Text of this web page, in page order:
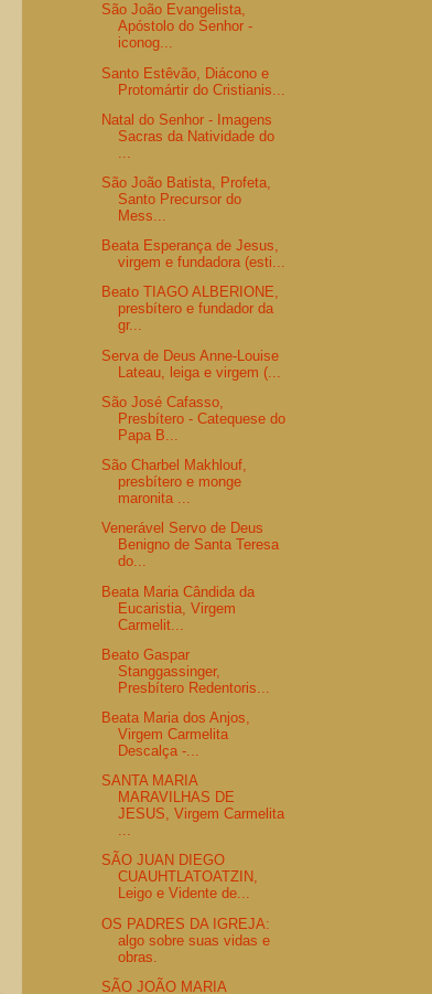
São João Evangelista,
Apóstolo do Senhor -
iconog...
Santo Estêvão, Diácono e
Protomártir do Cristianis...
Natal do Senhor - Imagens
Sacras da Natividade do
São João Batista, Profeta,
Santo Precursor do
Mess...
Beata Esperança de Jesus,
virgem e fundadora (esti...
Beato TIAGO ALBERIONE,
presbítero e fundador da
gr...
Serva de Deus Anne-Louise
Lateau, leiga e virgem (...
São José Cafasso,
Presbítero - Catequese do
Papa B...
São Charbel Makhlouf,
presbítero e monge
maronita ...
Venerável Servo de Deus
Benigno de Santa Teresa
do...
Beata Maria Cândida da
Eucaristia, Virgem
Carmelit...
Beato Gaspar
Stanggassinger,
Presbítero Redentoris...
Beata Maria dos Anjos,
Virgem Carmelita
Descalça -...
SANTA MARIA
MARAVILHAS DE
JESUS, Virgem Carmelita
...
SÃO JUAN DIEGO
CUAUHTLATOATZIN,
Leigo e Vidente de...
OS PADRES DA IGREJA:
algo sobre suas vidas e
obras.
SÃO JOÃO MARIA